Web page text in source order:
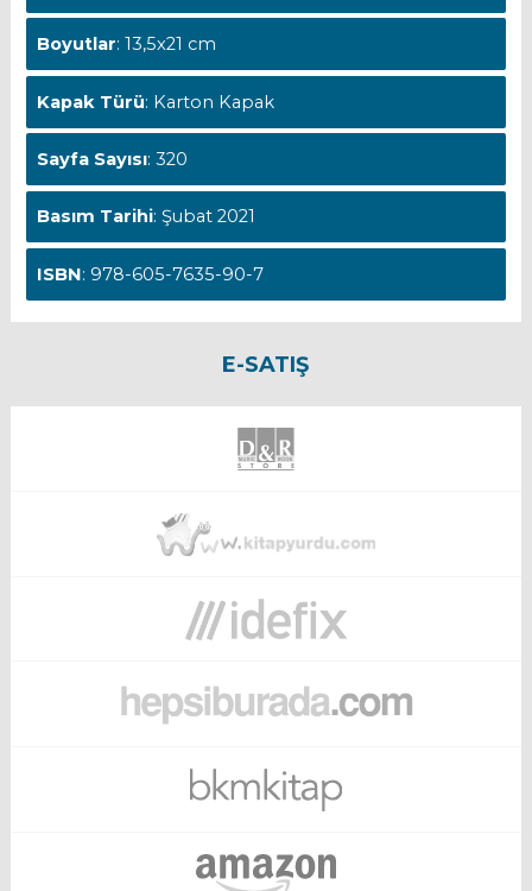
Boyutlar: 13,5x21 cm
Kapak Türü: Karton Kapak
Sayfa Sayısı: 320
Basım Tarihi: Şubat 2021
ISBN: 978-605-7635-90-7
E-SATIŞ